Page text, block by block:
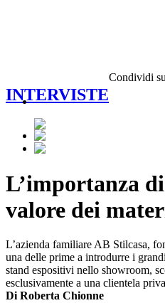
INTERVISTE
Condividi
L’importanza
valore dei
L’azienda familiare AB Stilcasa,
una delle prime a introdurre i
stand espositivi nello showroom,
esclusivamente a una clientela
Di Roberta Chionne